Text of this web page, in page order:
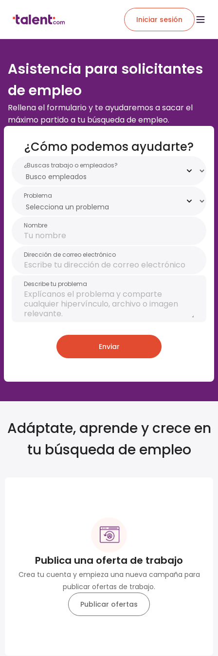
Iniciar sesión
Asistencia para solicitantes
de empleo
Rellena el formulario y te ayudaremos a sacar el
máximo partido a tu búsqueda de empleo.
¿Cómo podemos ayudarte?
¿Buscas trabajo o empleados?
Problema
Nombre
Dirección de correo electrónico
Describe tu problema
Enviar
Adáptate, aprende y crece en
tu búsqueda de empleo
Publica una oferta de trabajo
Crea tu cuenta y empieza una nueva campaña para
publicar ofertas de trabajo.
Publicar ofertas